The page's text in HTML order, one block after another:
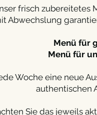
frisch
Abwechslung
Menü für
Menü für
Woche eine neue
authentischen
Sie das jeweils